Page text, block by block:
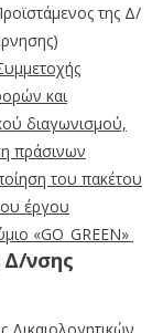
της Δ/
και
διαγωνισμού,
πράσινων
του πακέτου
έργου
«GO_GREEN»
Δ/νσης